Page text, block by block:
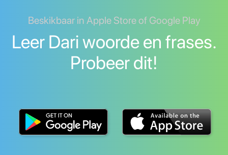
Beskikbaar in Apple Store of Google Play
Leer Dari woorde en frases.
Probeer dit!